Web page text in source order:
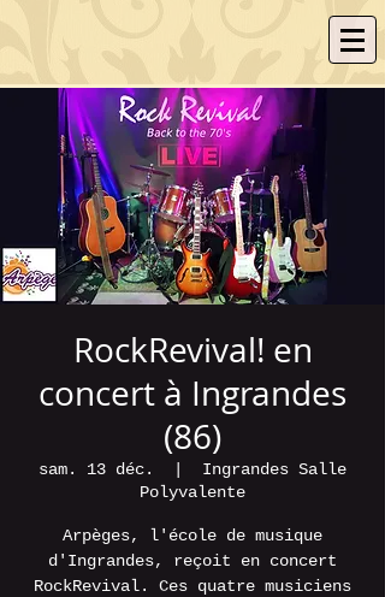
RockRevival! en
concert à Ingrandes
(86)
sam. 13 déc.
Ingrandes Salle
Polyvalente
Arpèges, l'école de musique
d'Ingrandes, reçoit en concert
RockRevival. Ces quatre musiciens